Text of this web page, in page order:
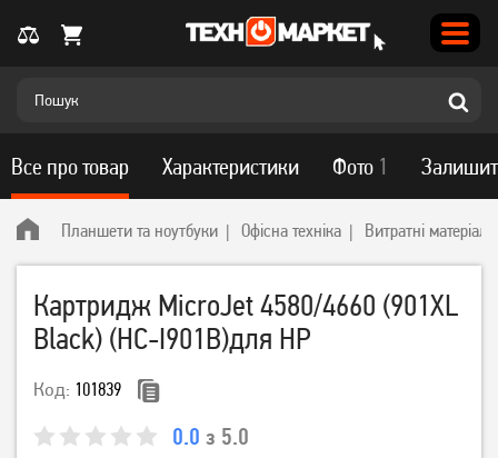
Планшети та ноутбуки Офісна техніка Витратні
Картридж MicroJet 4580/4660 (901XL
Black) (HC-I901B)для HP
Код: 101839
0.0 з 5.0
Все про товар Характеристики Фото 1